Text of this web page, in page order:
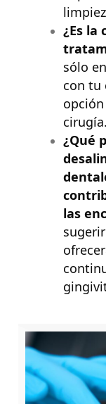
¿Es la
sólo
con tu
cirugía.
¿Qué
las